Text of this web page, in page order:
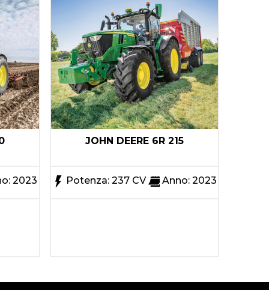
2023
JOHN DEERE 6R 215
Potenza: 237 CV Anno: 2023